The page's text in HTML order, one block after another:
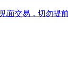
面交易，切勿提